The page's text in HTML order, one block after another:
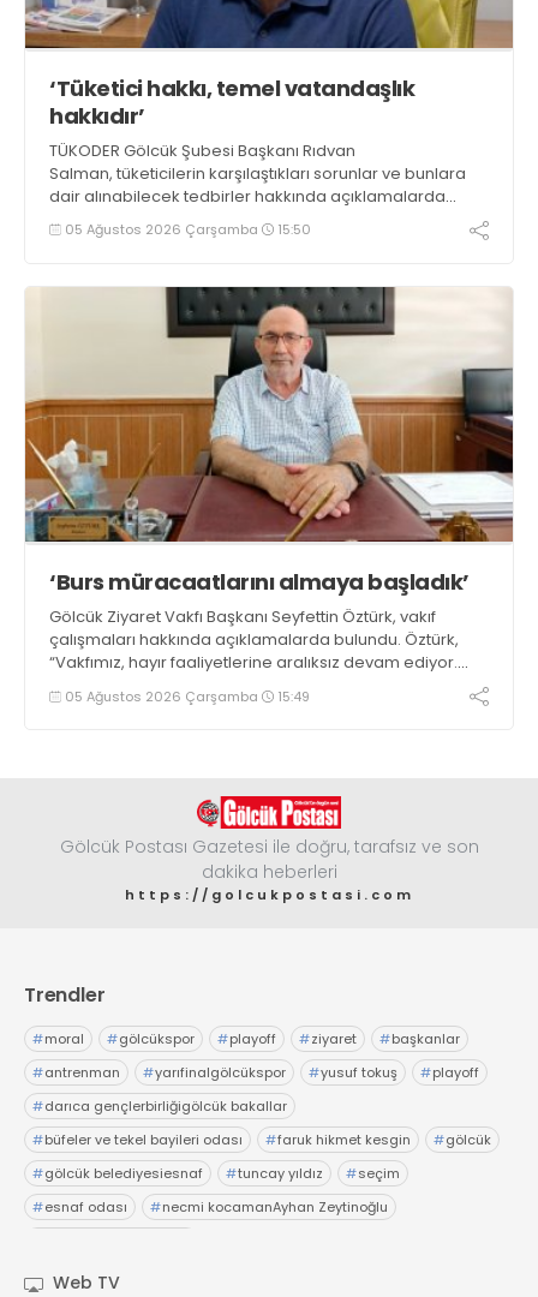
‘Tüketici hakkı, temel vatandaşlık
hakkıdır’
TÜKODER Gölcük Şubesi Başkanı Rıdvan
Salman, tüketicilerin karşılaştıkları sorunlar ve bunlara
dair alınabilecek tedbirler hakkında açıklamalarda
bulundu. Salman, “Unutulmamalıdır ki tüketici hakkı,
temel bir vatandaşlık hakkıdır” dedi
05 Ağustos 2026 Çarşamba 15:50
‘Burs müracaatlarını almaya başladık’
Gölcük Ziyaret Vakfı Başkanı Seyfettin Öztürk, vakıf
çalışmaları hakkında açıklamalarda bulundu. Öztürk,
“Vakfımız, hayır faaliyetlerine aralıksız devam ediyor.
Öğrenci bursları için müracaatları almaya başladık’ dedi
05 Ağustos 2026 Çarşamba 15:49
Gölcük Postası Gazetesi ile doğru, tarafsız ve son
dakika heberleri
https://golcukpostasi.com
Trendler
#moral #gölcükspor #playoff #ziyaret #başkanlar
#antrenman #yarıfinalgölcükspor #yusuf tokuş #playoff
#darıca gençlerbirliğigölcük bakallar
#büfeler ve tekel bayileri odası #faruk hikmet kesgin #gölcük
#gölcük belediyesiesnaf #tuncay yıldız #seçim
#esnaf odası #necmi kocamanAyhan Zeytinoğlu
Web TV